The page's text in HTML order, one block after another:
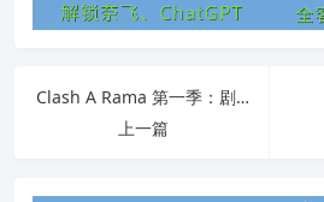
Clash A Rama 第一季：剧集概述、角色介绍和常见问题解答
上一篇